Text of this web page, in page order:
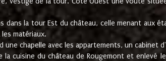
dans la tour Est du château, celle menant aux
matériaux.
chapelle avec les appartements, un cabinet
cuisine du château de Rougemont et enlevé